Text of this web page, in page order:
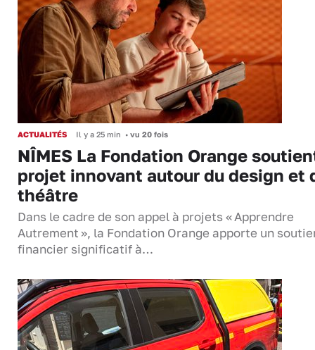
ACTUALITÉS Il y a 25 min • vu 20 fois
NÎMES La Fondation Orange
projet innovant autour du design et
théâtre
Dans le cadre de son appel à projets « Apprendre
Autrement », la Fondation Orange apporte un
financier significatif à…